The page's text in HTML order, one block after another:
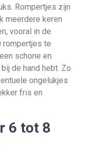
Rompertjes zijn
meerdere keren
vooral in de
rompertjes te
schone en
de hand hebt. Zo
ongelukjes
fris en
6 tot 8